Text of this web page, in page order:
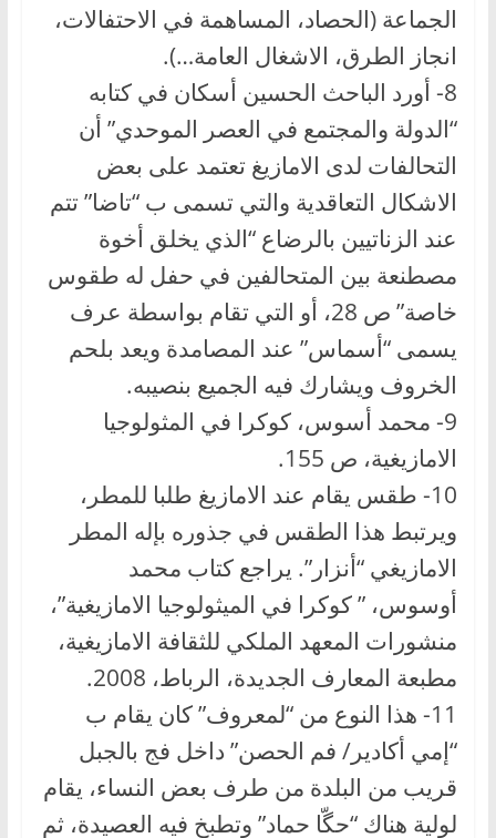
الجماعة (الحصاد، المساهمة في الاحتفالات،
انجاز الطرق، الاشغال العامة…).
8- أورد الباحث الحسين أسكان في كتابه
“الدولة والمجتمع في العصر الموحدي” أن
التحالفات لدى الامازيغ تعتمد على بعض
الاشكال التعاقدية والتي تسمى ب “تاضا” تتم
عند الزناتيين بالرضاع “الذي يخلق أخوة
مصطنعة بين المتحالفين في حفل له طقوس
خاصة” ص 28، أو التي تقام بواسطة عرف
يسمى “أسماس” عند المصامدة ويعد بلحم
الخروف ويشارك فيه الجميع بنصيبه.
9- محمد أسوس، كوكرا في المثولوجيا
الامازيغية، ص 155.
10- طقس يقام عند الامازيغ طلبا للمطر،
ويرتبط هذا الطقس في جذوره بإله المطر
الامازيغي “أنزار”. يراجع كتاب محمد
أوسوس، ” كوكرا في الميثولوجيا الامازيغية”،
منشورات المعهد الملكي للثقافة الامازيغية،
مطبعة المعارف الجديدة، الرباط، 2008.
11- هذا النوع من “لمعروف” كان يقام ب
“إمي أكادير/ فم الحصن” داخل فج بالجبل
قريب من البلدة من طرف بعض النساء، يقام
لولية هناك “حگّا حماد” وتطبخ فيه العصيدة، ثم